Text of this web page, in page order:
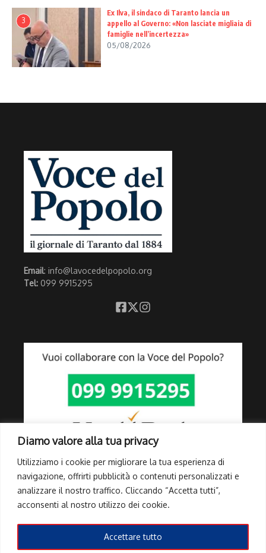
Diamo valore alla tua privacy
Utilizziamo i cookie per migliorare la tua esperienza di
navigazione, offrirti pubblicità o contenuti personalizzati e
analizzare il nostro traffico. Cliccando “Accetta tutti”,
acconsenti al nostro utilizzo dei cookie.
Accettare tutto
3
Ex Ilva, il sindaco di Taranto lancia un
appello al Governo: «Non lasciate migliaia di
famiglie nell’incertezza»
05/08/2026
Email: info@lavocedelpopolo.org
Tel: 099 9915295
Link Utili